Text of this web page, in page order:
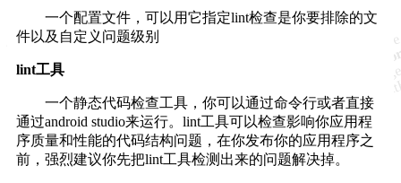
一个配置文件，可以用它指定lint检查是你要排除的文
件以及自定义问题级别
lint工具
一个静态代码检查工具，你可以通过命令行或者直接
通过android studio来运行。lint工具可以检查影响你应用程
序质量和性能的代码结构问题，在你发布你的应用程序之
前，强烈建议你先把lint工具检测出来的问题解决掉。